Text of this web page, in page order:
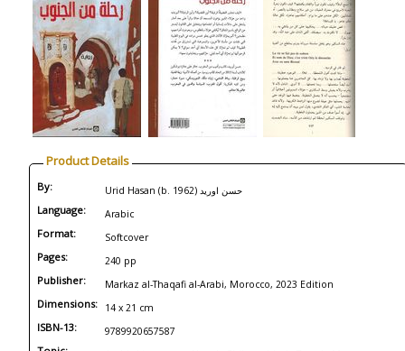
Product Details
By: Urid Hasan (b. 1962) حسن اوريد
Language: Arabic
Format: Softcover
Pages: 240 pp
Publisher: Markaz al-Thaqafi al-Arabi, Morocco, 2023 Edition
Dimensions: 14 x 21 cm
ISBN-13: 9789920657587